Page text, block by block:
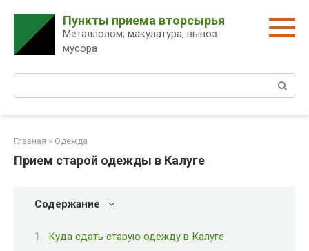
контенту
Пункты приема вторсырья
Металлолом, макулатура, вывоз
мусора
Главная » Одежда
Прием старой одежды в Калуге
Содержание
Куда сдать старую одежду в Калуге